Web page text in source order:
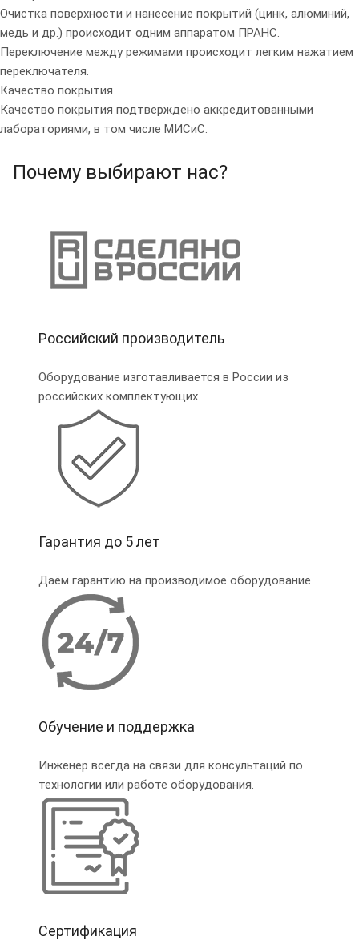
Очистка поверхности и нанесение покрытий (цинк, алюминий,
медь и др.) происходит одним аппаратом ПРАНС.
Переключение между режимами происходит легким нажатием
переключателя.
Качество покрытия
Качество покрытия подтверждено аккредитованными
лабораториями, в том числе МИСиС.
Почему выбирают нас?
Российский производитель
Оборудование изготавливается в России из
российских комплектующих
Гарантия до 5 лет
Даём гарантию на производимое оборудование
Обучение и поддержка
Инженер всегда на связи для консультаций по
технологии или работе оборудования.
Сертификация